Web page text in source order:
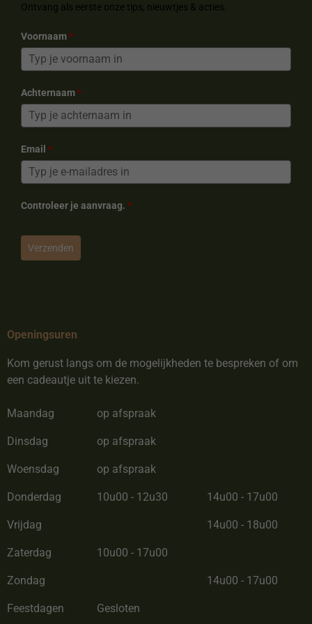
k
s
a
Ontvang als eerste onze tips, nieuwtjes & acties.
Voornaam*
Achternaam*
Email *
Controleer je aanvraag. *
Verzenden
Openingsuren
Kom gerust langs om de mogelijkheden te bespreken of om
een cadeautje uit te kiezen.
Maandag op afspraak
Dinsdag op afspraak
Woensdag op afspraak
Donderdag 10u00 - 12u30 14u00 - 17u00
Vrijdag 14u00 - 18u00
Zaterdag 10u00 - 17u00
Zondag 14u00 - 17u00
Feestdagen Gesloten